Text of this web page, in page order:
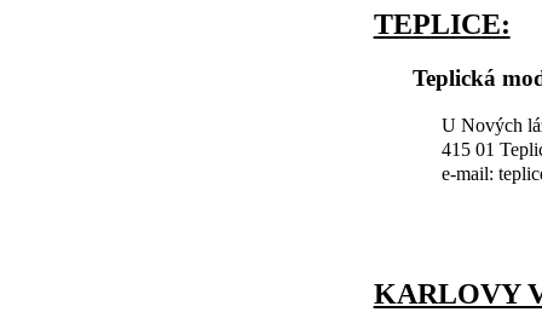
TEPLICE:
Teplická
U Nových
415 01
e-mail:
KARLOVY